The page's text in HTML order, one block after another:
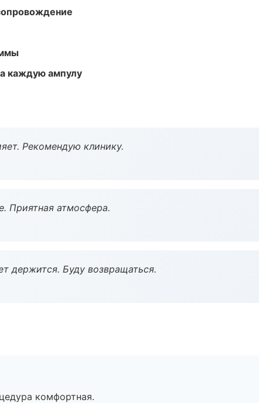
каждую ампулу
Рекомендую клинику.
Приятная атмосфера.
держится. Буду возвращаться.
комфортная.